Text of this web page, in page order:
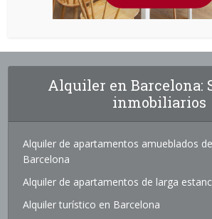
Alquiler en Barcelona:
inmobiliarios
Alquiler de apartamentos amueblados
Barcelona
Alquiler de apartamentos de larga
Alquiler turístico en Barcelona